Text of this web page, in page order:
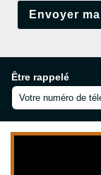
Être rappelé